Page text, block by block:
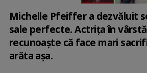
Michelle Pfeiffer a dezvăluit
sale perfecte. Actrița în
recunoaște că face mari
arăta așa.